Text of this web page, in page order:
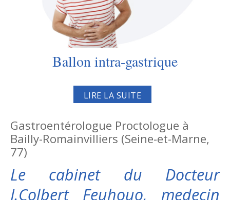
Ballon intra-gastrique
LIRE LA SUITE
Gastroentérologue Proctologue à
Bailly-Romainvilliers (Seine-et-Marne,
77)
Le cabinet du Docteur
J.Colbert Feuhouo, medecin